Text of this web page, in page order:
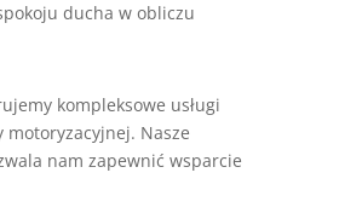
ducha w obliczu
kompleksowe usługi
Nasze
nam zapewnić wsparcie